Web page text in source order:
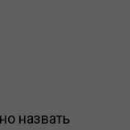
назвать